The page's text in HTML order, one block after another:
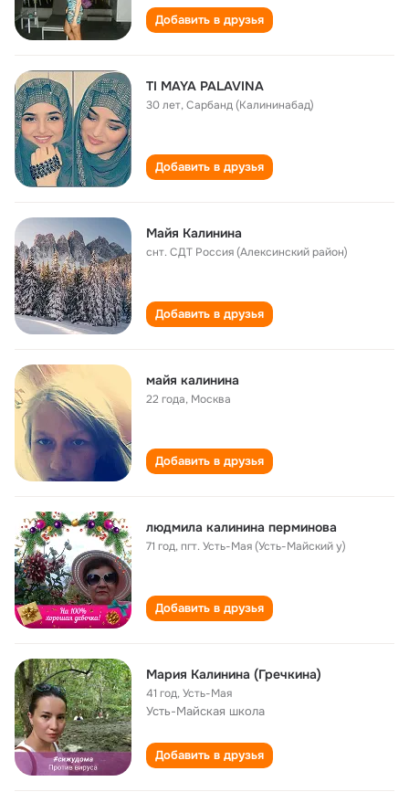
Добавить в друзья
TI MAYA PALAVINA
30 лет,Сарбанд (Калининабад)
Добавить в друзья
Майя Калинина
снт. СДТ Россия (Алексинский район)
Добавить в друзья
майя калинина
22 года, Москва
Добавить в друзья
людмила калинина перминова
71 год,пгт. Усть-Мая (Усть-Майский у)
Добавить в друзья
Мария Калинина (Гречкина)
41 год,Усть-Мая
Усть-Майская школа
Добавить в друзья